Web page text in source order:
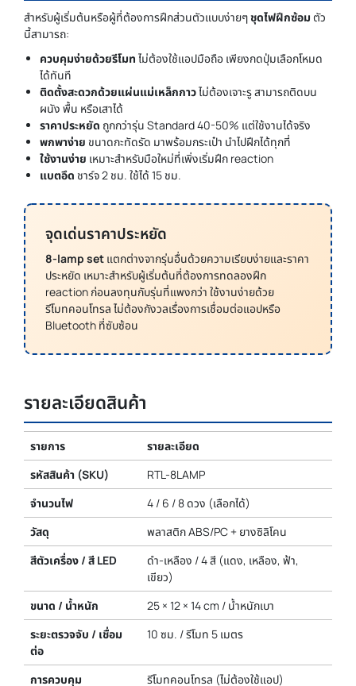
สำหรับผู้เริ่มต้นหรือผู้ที่ต้องการฝึกส่วนตัวแบบง่ายๆชุดไฟฝึกซ้อม ตัว
นี้สามารถ:
ควบคุมง่ายด้วยรีโมท ไม่ต้องใช้แอปมือถือ เพียงกดปุ่มเลือกโหมด
ได้ทันที
ติดตั้งสะดวกด้วยแผ่นแม่เหล็กกาวไม่ต้องเจาะรู สามารถติดบน
ผนัง พื้น หรือเสาได้
ราคาประหยัด ถูกกว่ารุ่น Standard 40-50% แต่ใช้งานได้จริง
พกพาง่าย ขนาดกะทัดรัด มาพร้อมกระเป๋า นำไปฝึกได้ทุกที่
ใช้งานง่าย เหมาะสำหรับมือใหม่ที่เพิ่งเริ่มฝึก reaction
แบตอึด ชาร์จ 2 ชม. ใช้ได้ 15 ชม.
จุดเด่นราคาประหยัด
8-lamp set แตกต่างจากรุ่นอื่นด้วยความเรียบง่ายและราคา
ประหยัด เหมาะสำหรับผู้เริ่มต้นที่ต้องการทดลองฝึก
reaction ก่อนลงทุนกับรุ่นที่แพงกว่า ใช้งานง่ายด้วย
รีโมทคอนโทรล ไม่ต้องกังวลเรื่องการเชื่อมต่อแอปหรือ
Bluetooth ที่ซับซ้อน
รายละเอียดสินค้า
รายการ
รายละเอียด
รหัสสินค้า (SKU)
RTL-8LAMP
จำนวนไฟ
4 / 6 / 8 ดวง (เลือกได้)
วัสดุ
พลาสติก ABS/PC + ยางซิลิโคน
สีตัวเครื่อง / สี LED
ดำ-เหลือง / 4 สี (แดง, เหลือง, ฟ้า,
เขียว)
ขนาด / น้ำหนัก
25 × 12 × 14 cm / น้ำหนักเบา
ระยะตรวจจับ / เชื่อม
ต่อ
10 ซม. / รีโมท 5 เมตร
การควบคุม รีโมทคอนโทรล (ไม่ต้องใช้แอป)